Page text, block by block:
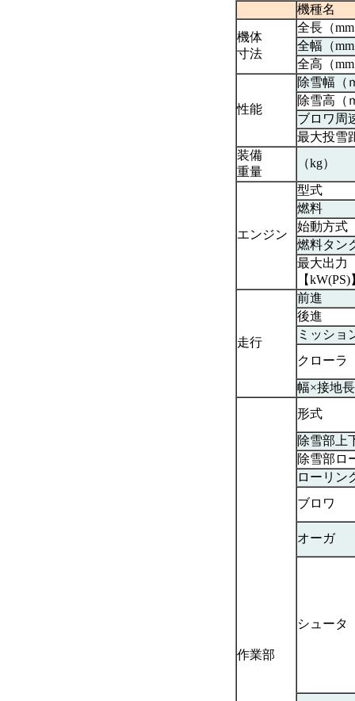
機種名
機体
寸法
全長（
全幅（
全高（
性能
除雪幅（
除雪高（
ブロワ周
最大投雪
装備
重量
（kg）
エンジン
型式
燃料
始動方式
燃料タン
最大出力
【kW(PS)
走行
前進
後進
ミッショ
クローラ
幅×接地
作業部
形式
除雪部上
除雪部ロ
ローリン
ブロワ
オーガ
シュータ